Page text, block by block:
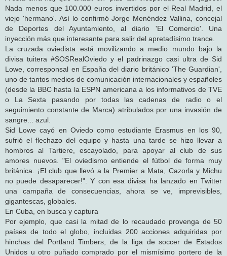
Nada menos que 100.000 euros invertidos por el Real Madrid, el
viejo 'hermano'. Así lo confirmó Jorge Menéndez Vallina, concejal
de Deportes del Ayuntamiento, al diario 'El Comercio'. Una
inyección más que interesante para salir del apretadísimo trance.
La cruzada oviedista está movilizando a medio mundo bajo la
divisa tuitera #SOSRealOviedo y el padrinazgo casi ultra de Sid
Lowe, corresponsal en España del diario británico 'The Guardian',
uno de tantos medios de comunicación internacionales y españoles
(desde la BBC hasta la ESPN americana a los informativos de TVE
o La Sexta pasando por todas las cadenas de radio o el
seguimiento constante de Marca) atribulados por una invasión de
sangre... azul.
Sid Lowe cayó en Oviedo como estudiante Erasmus en los 90,
sufrió el flechazo del equipo y hasta una tarde se hizo llevar a
hombros al Tartiere, escayolado, para apoyar al club de sus
amores nuevos. "El oviedismo entiende el fútbol de forma muy
británica. ¡El club que llevó a la Premier a Mata, Cazorla y Michu
no puede desaparecer!". Y con esa divisa ha lanzado en Twitter
una campaña de consecuencias, ahora se ve, imprevisibles,
gigantescas, globales.
En Cuba, en busca y captura
Por ejemplo, que casi la mitad de lo recaudado provenga de 50
países de todo el globo, incluidas 200 acciones adquiridas por
hinchas del Portland Timbers, de la liga de soccer de Estados
Unidos u otro puñado comprado por el mismísimo portero de la